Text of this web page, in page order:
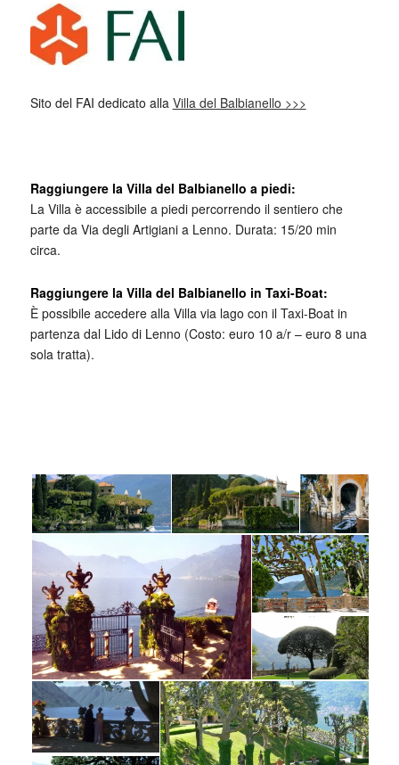
Sito del FAI dedicato alla Villa del Balbianello >>>
Raggiungere la Villa del Balbianello a piedi:
La Villa è accessibile a piedi percorrendo il sentiero che
parte da Via degli Artigiani a Lenno. Durata: 15/20 min
circa.
Raggiungere la Villa del Balbianello in Taxi-Boat:
È possibile accedere alla Villa via lago con il Taxi-Boat in
partenza dal Lido di Lenno (Costo: euro 10 a/r – euro 8 una
sola tratta).